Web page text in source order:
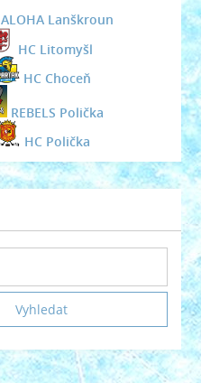
ALOHA Lanškroun
HC Litomyšl
HC Choceň
REBELS Polička
HC Polička